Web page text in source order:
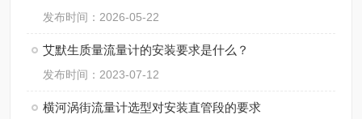
发布时间：2026-05-22
艾默生质量流量计的安装要求是什么？
发布时间：2023-07-12
横河涡街流量计选型对安装直管段的要求